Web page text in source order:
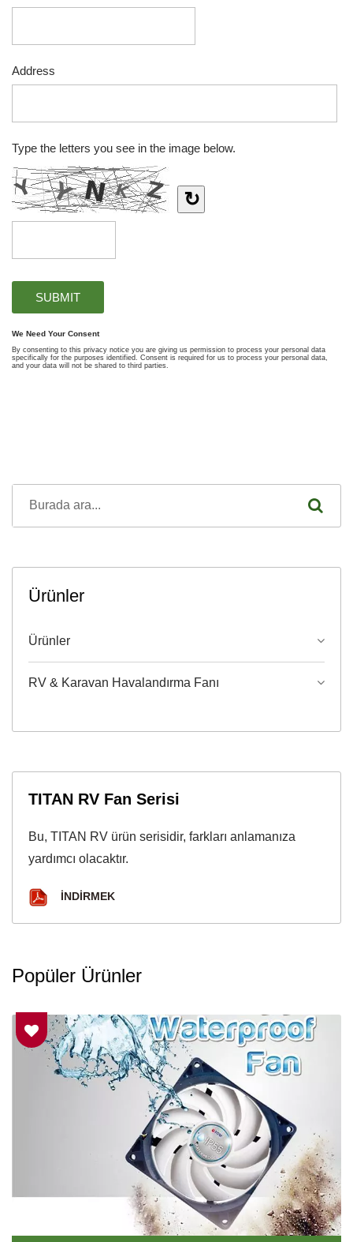
Ürünler
Ürünler
RV & Karavan Havalandırma Fanı
TITAN RV Fan Serisi
Bu, TITAN RV ürün serisidir, farkları anlamanıza
yardımcı olacaktır.
İNDIRMEK
Popüler Ürünler